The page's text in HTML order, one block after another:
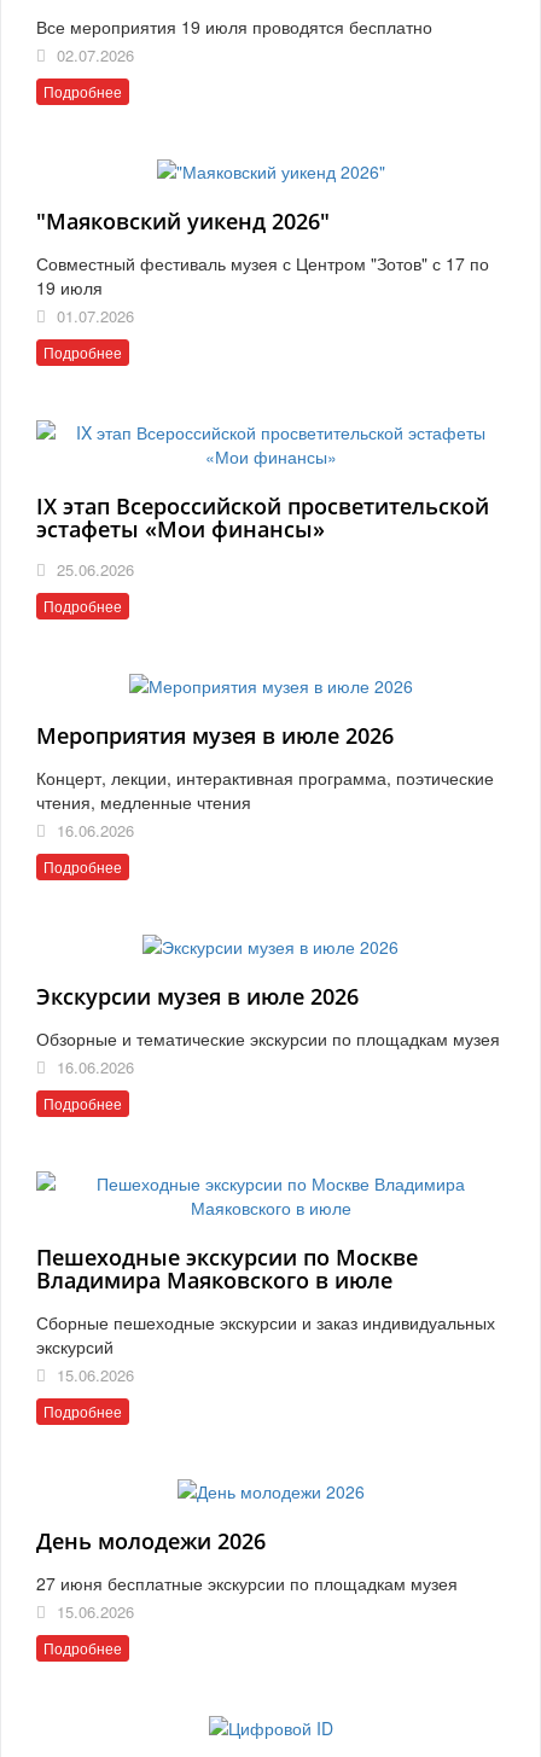
Все мероприятия 19 июля проводятся бесплатно
02.07.2026
Подробнее
"Маяковский уикенд 2026"
Совместный фестиваль музея с Центром "Зотов" с 17 по
19 июля
01.07.2026
Подробнее
IX этап Всероссийской просветительской
эстафеты «Мои финансы»
25.06.2026
Подробнее
Мероприятия музея в июле 2026
Концерт, лекции, интерактивная программа, поэтические
чтения, медленные чтения
16.06.2026
Подробнее
Экскурсии музея в июле 2026
Обзорные и тематические экскурсии по площадкам музея
16.06.2026
Подробнее
Пешеходные экскурсии по Москве
Владимира Маяковского в июле
Сборные пешеходные экскурсии и заказ индивидуальных
экскурсий
15.06.2026
Подробнее
День молодежи 2026
27 июня бесплатные экскурсии по площадкам музея
15.06.2026
Подробнее